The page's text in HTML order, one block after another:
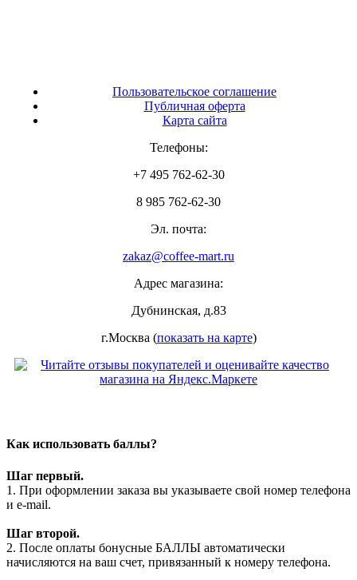
Пользовательское соглашение
Публичная оферта
Карта сайта
Телефоны:
+7 495 762-62-30
8 985 762-62-30
Эл. почта:
zakaz@coffee-mart.ru
Адрес магазина:
Дубнинская, д.83
г.Москва (показать на карте)
Как использовать баллы?
Шаг первый.
1. При оформлении заказа вы указываете свой номер телефона
и e-mail.
Шаг второй.
2. После оплаты бонусные БАЛЛЫ автоматически
начисляются на ваш счет, привязанный к номеру телефона.